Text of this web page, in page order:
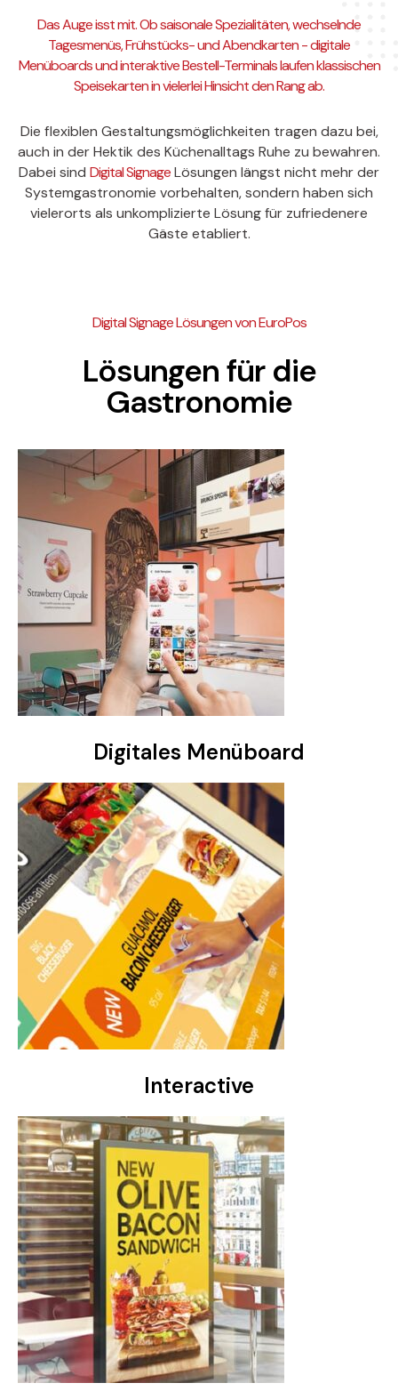
Das Auge isst mit. Ob saisonale Spezialitäten, wechselnde
Tagesmenüs, Frühstücks- und Abendkarten - digitale
Menüboards und interaktive Bestell-Terminals laufen klassischen
Speisekarten in vielerlei Hinsicht den Rang ab.
Die flexiblen Gestaltungsmöglichkeiten tragen dazu bei,
auch in der Hektik des Küchenalltags Ruhe zu bewahren.
Dabei sind Digital SignageLösungen längst nicht mehr der
Systemgastronomie vorbehalten, sondern haben sich
vielerorts als unkomplizierte Lösung für zufriedenere
Gäste etabliert.
Digital Signage Lösungen von EuroPos
Lösungen für die
Gastronomie
Digitales Menüboard
Interactive